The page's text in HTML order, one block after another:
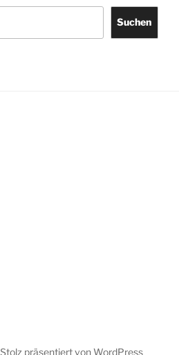
Suchen
Stolz präsentiert von WordPress